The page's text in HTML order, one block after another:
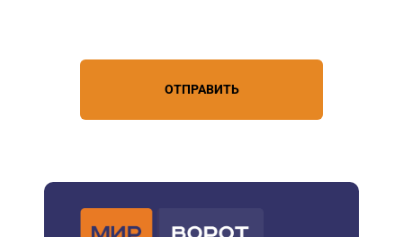
ОТПРАВИТЬ